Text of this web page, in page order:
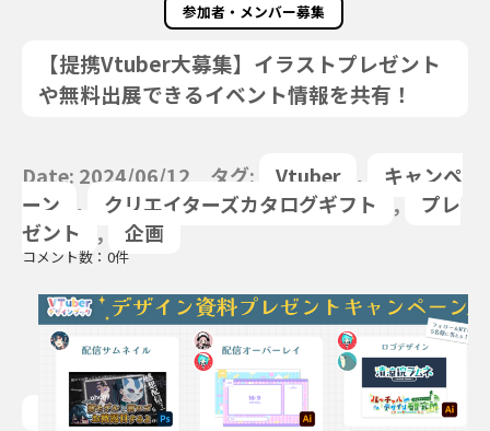
参加者・メンバー募集
【提携Vtuber大募集】イラストプレゼント
や無料出展できるイベント情報を共有！
Date: 2024/06/12 タグ: Vtuber ,
キャンペ
ーン
, クリエイターズカタログギフト ,
プレ
ゼント
, 企画
コメント数：0件